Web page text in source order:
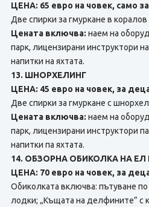
ЦЕНА: 65 евро на човек, само
Две спирки за гмуркане в
Цената включва: наем на
парк, лицензирани инструктори
напитки на яхтата.
13. ШНОРХЕЛИНГ
ЦЕНА: 45 евро на човек, за
Две спирки за гмуркане с
Цената включва: наем на
парк, лицензирани инструктори
напитки па яхтата.
14. ОБЗОРНА ОБИКОЛКА НА ЕЛ
ЦЕНА: 70 евро на човек, за
Обиколката включва: пътуване по
лодки; „Къщата на делфините” с